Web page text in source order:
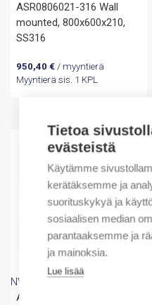
Tietoa
evästeistä
Käytämme
kerätäksemme ja
suorituskykyä ja
sosiaalisen median
parantaaksemme ja
ja mainoksia.
Lue lisää
ASR0806021-316 Wall
mounted, 800x600x210,
SS316
950,40 €/ myyntierä
Myyntierä sis. 1 KPL
NVENT Hoffman
ASR0606021-316 Wall